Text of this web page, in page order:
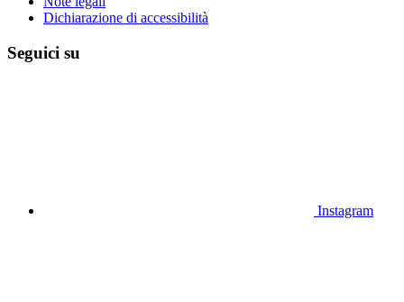
Dichiarazione di accessibilità
Seguici su
Instagram